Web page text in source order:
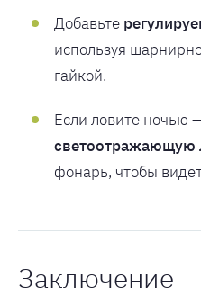
Добавьте
используя
гайкой.
Если ловите ночью
светоотражающую
фонарь, чтобы
Заключение